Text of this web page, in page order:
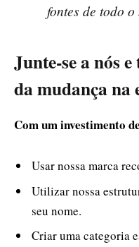
fontes de todo o
Junte-se a nós
da mudança
Com um investimento
Usar nossa marca
Utilizar nossa
seu nome.
Criar uma categoria